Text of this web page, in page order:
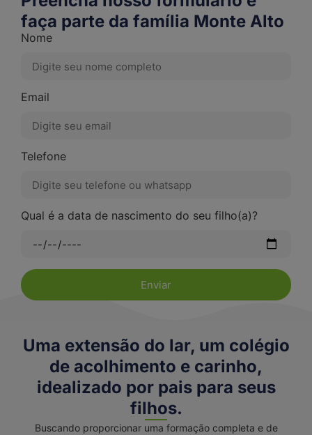
faça parte da família Monte Alto
Nome
Email
Telefone
Qual é a data de nascimento do seu filho(a)?
Enviar
Uma extensão do lar, um colégio
de acolhimento e carinho,
idealizado por pais para seus
filhos.
Buscando proporcionar uma formação completa e de